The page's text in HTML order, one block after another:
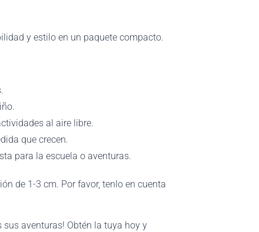
y estilo en un paquete compacto.
al aire libre.
que crecen.
para la escuela o aventuras.
de 1-3 cm. Por favor, tenlo en cuenta
aventuras! Obtén la tuya hoy y